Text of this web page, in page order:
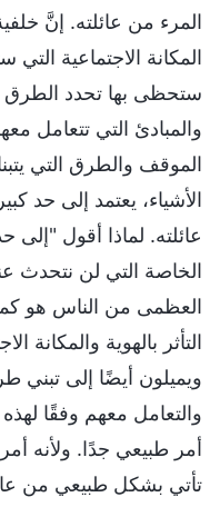
المرء من عائلته. إنَّ
المكانة الاجتماعية
ستحظى بها تحدد الطرق
والمبادئ التي تتعامل
الموقف والطرق التي
الأشياء، يعتمد إلى حد
عائلته. لماذا أقول
الخاصة التي لن نتحدث
العظمى من الناس هو
التأثر بالهوية والمكانة
ويميلون أيضًا إلى تبني
والتعامل معهم وفقًا لهذه
أمر طبيعي جدًا. ولأنه
تأتي بشكل طبيعي من